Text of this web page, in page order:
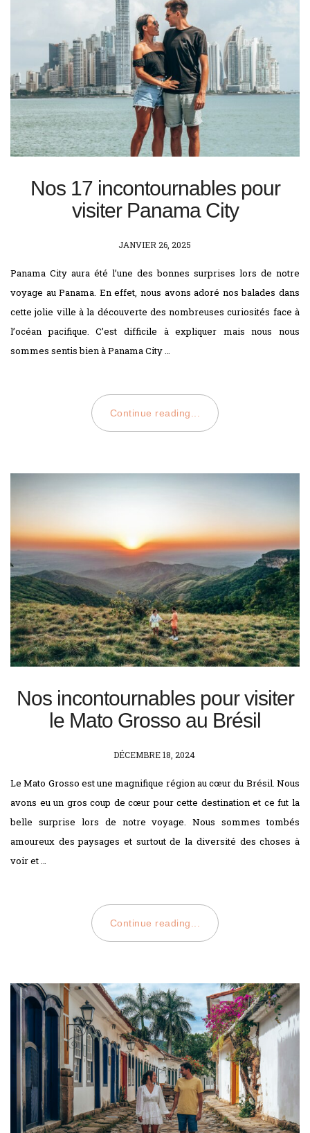
Nos 17 incontournables pour
visiter Panama City
POSTED
JANVIER 26, 2025
Panama City aura été l’une des bonnes surprises lors de notre
voyage au Panama. En effet, nous avons adoré nos balades dans
cette jolie ville à la découverte des nombreuses curiosités face à
l’océan pacifique. C’est difficile à expliquer mais nous nous
sommes sentis bien à Panama City …
Continue reading...
Nos incontournables pour visiter
le Mato Grosso au Brésil
POSTED
DÉCEMBRE 18, 2024
Le Mato Grosso est une magnifique région au cœur du Brésil. Nous
avons eu un gros coup de cœur pour cette destination et ce fut la
belle surprise lors de notre voyage. Nous sommes tombés
amoureux des paysages et surtout de la diversité des choses à
voir et …
Continue reading...